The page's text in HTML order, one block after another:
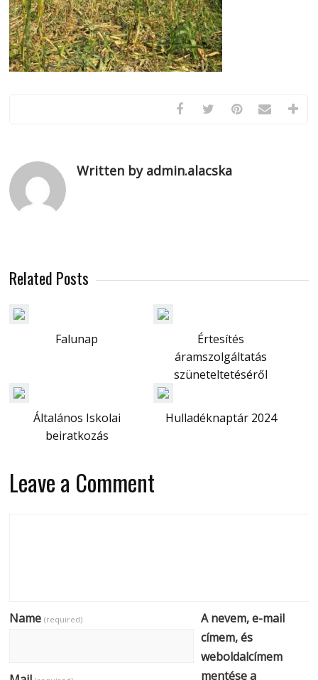
Written by admin.alacska
Related Posts
Falunap
Értesítés
áramszolgáltatás
szüneteltetéséről
Általános Iskolai
beiratkozás
Hulladéknaptár 2024
Leave a Comment
Name(required)
A nevem, e-mail
címem, és
weboldalcímem
mentése a